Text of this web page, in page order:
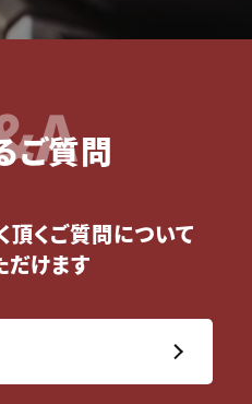
ご質問
頂くご質問について
だけます